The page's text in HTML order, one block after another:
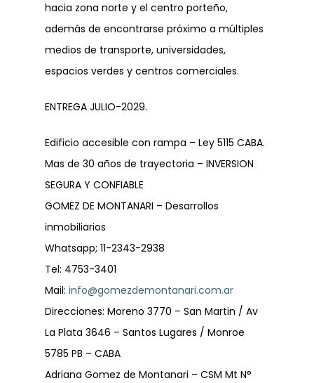
hacia zona norte y el centro porteño,
además de encontrarse próximo a múltiples
medios de transporte, universidades,
espacios verdes y centros comerciales.
ENTREGA JULIO-2029.
Edificio accesible con rampa – Ley 5115 CABA.
Mas de 30 años de trayectoria – INVERSION
SEGURA Y CONFIABLE
GOMEZ DE MONTANARI – Desarrollos
inmobiliarios
Whatsapp; 11-2343-2938
Tel: 4753-3401
Mail: info@gomezdemontanari.com.ar
Direcciones: Moreno 3770 – San Martin / Av
La Plata 3646 – Santos Lugares / Monroe
5785 PB – CABA
Adriana Gomez de Montanari – CSM Mt N°